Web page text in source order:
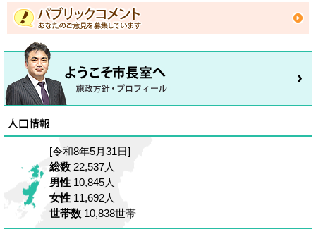
[令和8年5月31日]
総数 22,537人
男性 10,845人
女性 11,692人
世帯数 10,838世帯